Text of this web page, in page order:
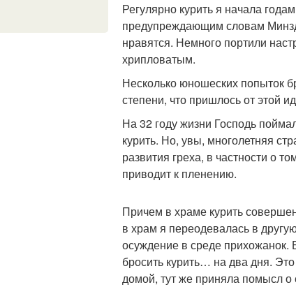
Регулярно курить я начала
предупреждающим словам
нравятся. Немного портили
хрипловатым.
Несколько юношеских попыток
степени, что пришлось от этой
На 32 году жизни Господь
курить. Но, увы, многолетняя
развития греха, в частности о
приводит к пленению.
Причем в храме курить
в храм я переодевалась в
осуждение в среде
бросить курить… на два дня.
домой, тут же приняла помысл о